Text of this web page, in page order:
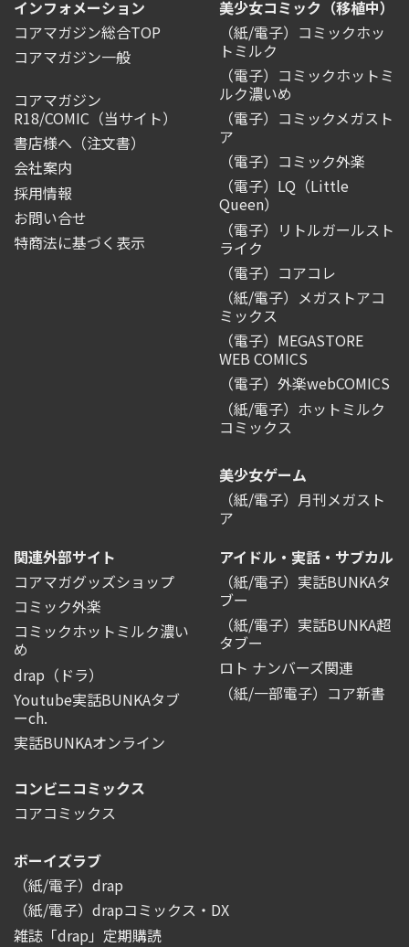
インフォメーション
コアマガジン総合TOP
コアマガジン一般
コアマガジン
R18/COMIC （当サイト）
書店様へ（注文書）
会社案内
採用情報
お問い合せ
特商法に基づく表示
美少女コミック（移植中）
（紙/電子）コミックホッ
トミルク
（電子）コミックホットミ
ルク濃いめ
（電子）コミックメガスト
ア
（電子）コミック外楽
（電子）LQ（Little
Queen）
（電子）リトルガールスト
ライク
（電子）コアコレ
（紙/電子）メガストアコ
ミックス
（電子）MEGASTORE
WEB COMICS
（電子）外楽webCOMICS
（紙/電子）ホットミルク
コミックス
美少女ゲーム
（紙/電子）月刊メガスト
ア
関連外部サイト
コアマガグッズショップ
コミック外楽
コミックホットミルク濃い
め
drap（ドラ）
Youtube実話BUNKAタブ
ーch.
実話BUNKAオンライン
アイドル・実話・サブカル
（紙/電子）実話BUNKAタ
ブー
（紙/電子）実話BUNKA超
タブー
ロト ナンバーズ関連
（紙/一部電子）コア新書
コンビニコミックス
コアコミックス
ボーイズラブ
（紙/電子）drap
（紙/電子）drapコミックス・DX
雑誌「drap」定期購読